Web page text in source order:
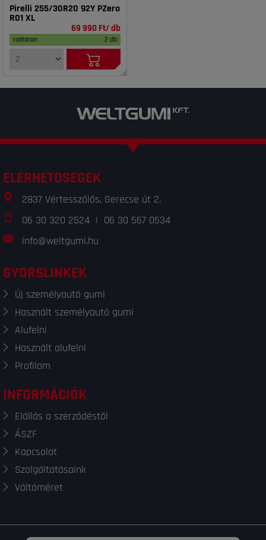
Pirelli 255/30R20 92Y PZero
R01 XL
69 990 Ft/ db
raktáron 2 db
ELÉRHETŐSÉGEK
2837 Vértesszőlős, Gerecse út 2.
06 30 320 2524 | 06 30 567 0534
info@weltgumi.hu
GYORSLINKEK
Új személyautó gumi
Használt személyautó gumi
Alufelni
Használt alufelni
Profilom
INFORMÁCIÓK
Elállás a szerződéstől
ÁSZF
Kapcsolat
Szolgáltatásaink
Váltóméret